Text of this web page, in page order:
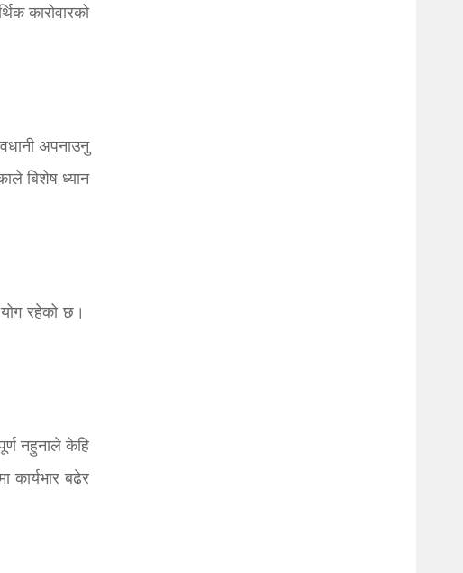
कारोवारको
अपनाउनु
बिशेष ध्यान
रहेको छ।
नहुनाले केहि
कार्यभार बढेर